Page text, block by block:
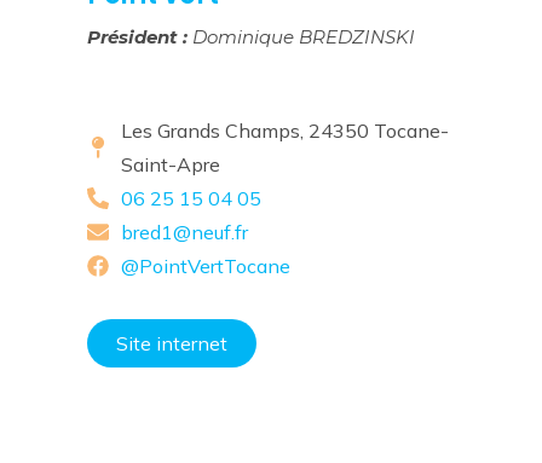
Président : Dominique BREDZINSKI
Les Grands Champs, 24350 Tocane-
Saint-Apre
06 25 15 04 05
bred1@neuf.fr
@PointVertTocane
Site internet